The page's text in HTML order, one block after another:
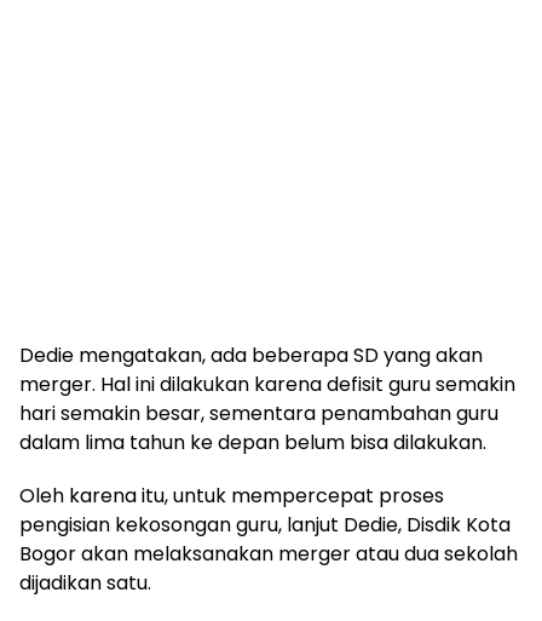
Dedie mengatakan, ada beberapa SD yang akan
merger. Hal ini dilakukan karena defisit guru semakin
hari semakin besar, sementara penambahan guru
dalam lima tahun ke depan belum bisa dilakukan.
Oleh karena itu, untuk mempercepat proses
pengisian kekosongan guru, lanjut Dedie, Disdik Kota
Bogor akan melaksanakan merger atau dua sekolah
dijadikan satu.